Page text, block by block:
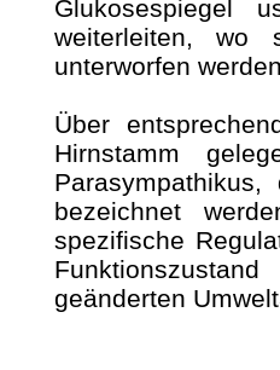
Glukosespiegel
weiterleiten, wo
unterworfen
Über
Hirnstamm
bezeichnet
spezifische
geänderten